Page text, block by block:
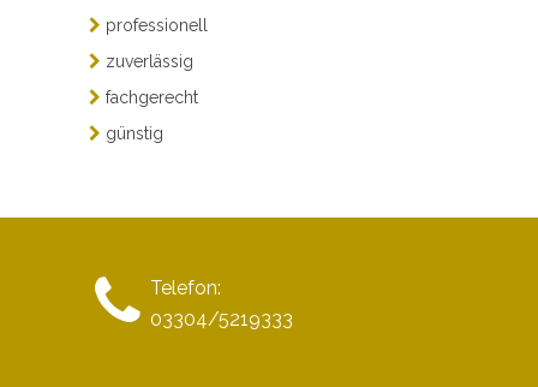
professionell
zuverlässig
fachgerecht
günstig
Telefon:
03304/5219333